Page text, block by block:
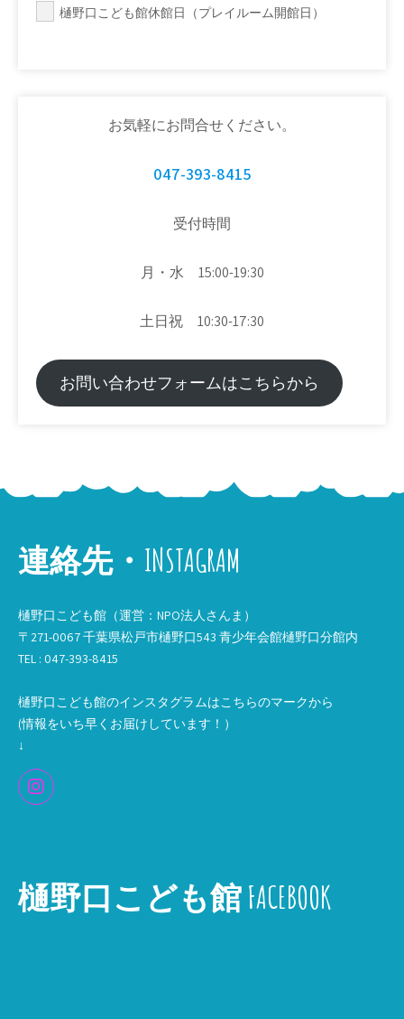
樋野口こども館休館日（プレイルーム開館日）
お気軽にお問合せください。
047-393-8415
受付時間
月・水 15:00-19:30
土日祝 10:30-17:30
お問い合わせフォームはこちらから
連絡先・INSTAGRAM
樋野口こども館（運営：NPO法人さんま）
〒271-0067 千葉県松戸市樋野口543 青少年会館樋野口分館内
TEL : 047-393-8415
樋野口こども館のインスタグラムはこちらのマークから
(情報をいち早くお届けしています！）
↓
樋野口こども館 FACEBOOK